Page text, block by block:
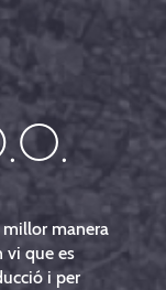
millor manera
vi que es
i per